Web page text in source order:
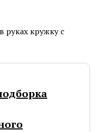
руках кружку с